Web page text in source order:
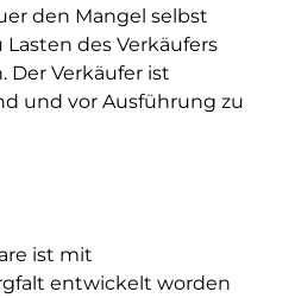
den Mangel selbst
des Verkäufers
Der Verkäufer ist
und vor Ausführung zu
ist mit
entwickelt worden